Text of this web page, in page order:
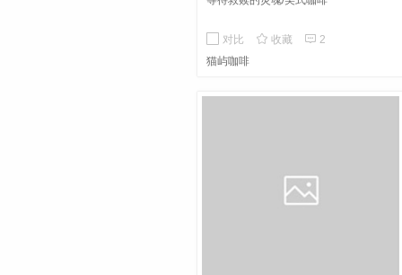
对比  收藏  2
猫屿咖啡